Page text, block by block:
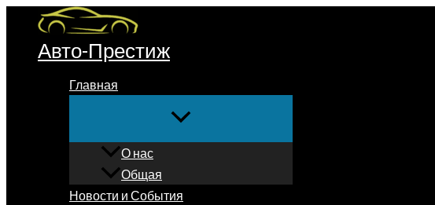
Перейти
содержимому
Авто-Престиж
Главная
О нас
Общая
Новости и События